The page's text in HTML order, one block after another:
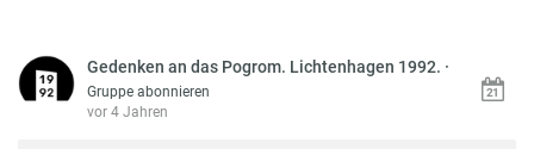
Gedenken an das Pogrom. Lichtenhagen 1992. ·
Gruppe abonnieren
vor 4 Jahren